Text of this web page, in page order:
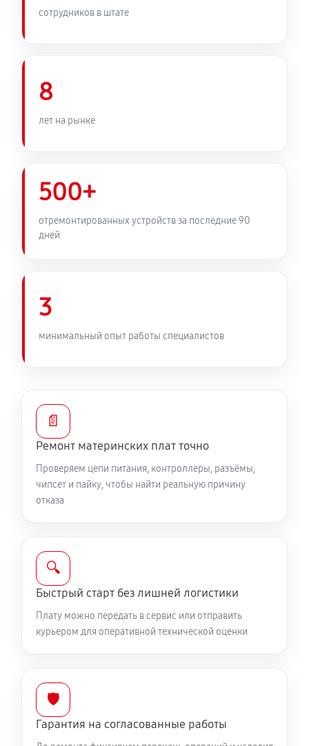
сотрудников в штате
8
лет на рынке
500+
отремонтированных устройств за последние 90
дней
3
минимальный опыт работы специалистов
📄
Ремонт материнских плат точно
Проверяем цепи питания, контроллеры, разъёмы,
чипсет и пайку, чтобы найти реальную причину
отказа
🔍
Быстрый старт без лишней логистики
Плату можно передать в сервис или отправить
курьером для оперативной технической оценки
🛡️
Гарантия на согласованные работы